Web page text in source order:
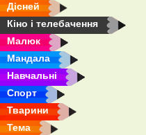
Дісней
Кіно і телебачення
Малюк
Мандала
Навчальні
Спорт
Тварини
Тема